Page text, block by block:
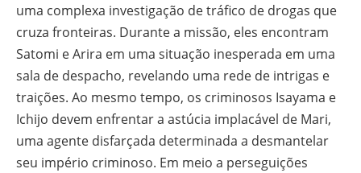
uma complexa investigação de tráfico de drogas que
cruza fronteiras. Durante a missão, eles encontram
Satomi e Arira em uma situação inesperada em uma
sala de despacho, revelando uma rede de intrigas e
traições. Ao mesmo tempo, os criminosos Isayama e
Ichijo devem enfrentar a astúcia implacável de Mari,
uma agente disfarçada determinada a desmantelar
seu império criminoso. Em meio a perseguições